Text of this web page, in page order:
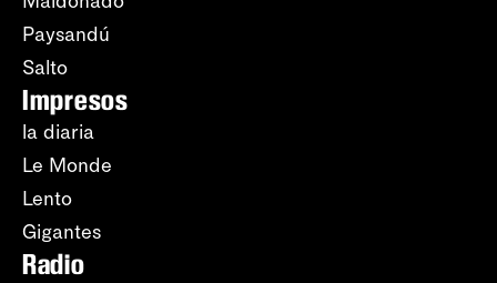
Paysandú
Salto
Impresos
la diaria
Le Monde
Lento
Gigantes
Radio